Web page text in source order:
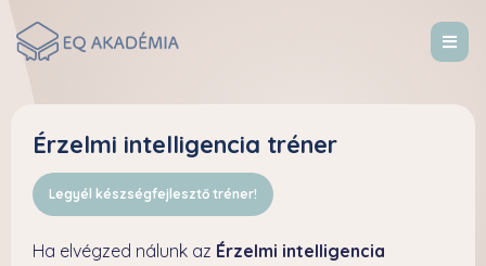
Érzelmi intelligencia tréner
Legyél készségfejlesztő tréner!
Ha elvégzed nálunk az Érzelmi intelligencia